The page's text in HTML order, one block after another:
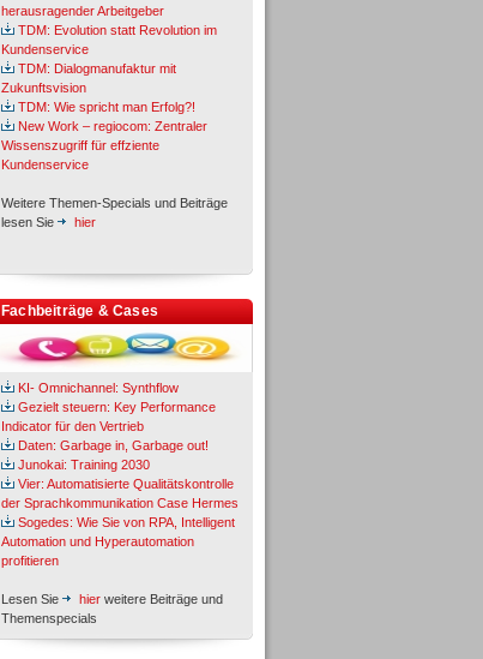
herausragender Arbeitgeber
TDM: Evolution statt Revolution im
Kundenservice
TDM: Dialogmanufaktur mit
Zukunftsvision
TDM: Wie spricht man Erfolg?!
New Work – regiocom: Zentraler
Wissenszugriff für effziente
Kundenservice
Weitere Themen-Specials und Beiträge
lesen Sie
hier
Fachbeiträge & Cases
KI- Omnichannel: Synthflow
Gezielt steuern: Key Performance
Indicator für den Vertrieb
Daten: Garbage in, Garbage out!
Junokai: Training 2030
Vier: Automatisierte Qualitätskontrolle
der Sprachkommunikation Case Hermes
Sogedes: Wie Sie von RPA, Intelligent
Automation und Hyperautomation
profitieren
Lesen Sie hier weitere Beiträge und
Themenspecials